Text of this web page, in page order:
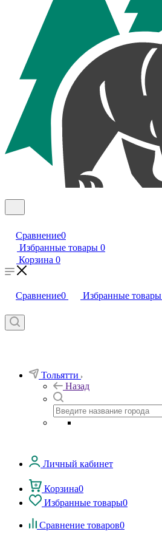
Сравнение0
Избранные товары 0
Корзина 0
Сравнение0 Избранные товары
Тольятти
Назад
Личный кабинет
Корзина0
Избранные товары0
Сравнение товаров0